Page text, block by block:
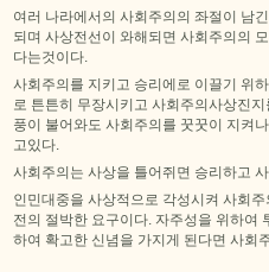
여러 나라에서의 사회주의의 좌절이 남
되며 사상전선이 와해되면 사회주의의
다는것이다.
사회주의를 지키고 승리에로 이끌기 위
로 튼튼히 무장시키고 사회주의사상진
풍이 불어와도 사회주의를 꿋꿋이 지켜
고있다.
사회주의는 사상을 틀어쥐면 승리하고
인민대중을 사상적으로 각성시켜 사회
전의 절박한 요구이다. 자주성을 위하여
하여 확고한 신념을 가지게 된다면 사회